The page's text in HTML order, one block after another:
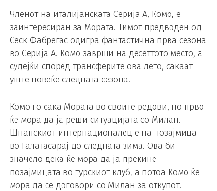
Членот на италијанската Серија А, Комо, е
заинтересиран за Мората. Тимот предводен од
Сеск Фабрегас одигра фантастична прва сезона
во Серија А. Комо заврши на десеттото место, а
судејќи според трансферите ова лето, сакаат
уште повеќе следната сезона.
Комо го сака Мората во своите редови, но прво
ќе мора да ја реши ситуацијата со Милан.
Шпанскиот интернационалец е на позајмица
во Галатасарај до следната зима. Ова би
значело дека ќе мора да ја прекине
позајмицата во турскиот клуб, а потоа Комо ќе
мора да се договори со Милан за откупот.